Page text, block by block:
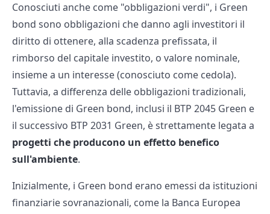
Conosciuti anche come "obbligazioni verdi", i Green
bond sono obbligazioni che danno agli investitori il
diritto di ottenere, alla scadenza prefissata, il
rimborso del capitale investito, o valore nominale,
insieme a un interesse (conosciuto come cedola).
Tuttavia, a differenza delle obbligazioni tradizionali,
l'emissione di Green bond, inclusi il BTP 2045 Green e
il successivo BTP 2031 Green, è strettamente legata a
progetti che producono un effetto benefico
sull'ambiente.
Inizialmente, i Green bond erano emessi da istituzioni
finanziarie sovranazionali, come la Banca Europea